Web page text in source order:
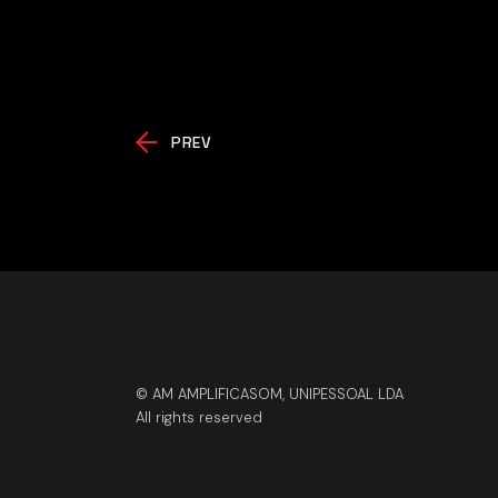
PREV
© AM AMPLIFICASOM, UNIPESSOAL LDA
All rights reserved